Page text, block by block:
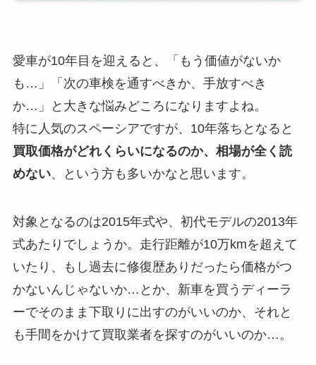
愛車が10年目を迎えると、「もう価値がないか
も…」「次の車検を通すべきか、手放すべき
か…」と大きな悩みどころになりますよね。
特に人気のスペーシアですが、10年落ちとなると
買取価格がどれくらいになるのか、相場が全く読
めない、という方も多いかなと思います。
対象となるのは2015年式や、初代モデルの2013年
式あたりでしょうか。走行距離が10万kmを超えて
いたり、もし過去に修復歴ありだったら価格がつ
かないんじゃないか…とか、新車を買うディーラ
ーでそのまま下取りに出すのがいいのか、それと
も手間をかけて買取業者を探すのがいいのか…。